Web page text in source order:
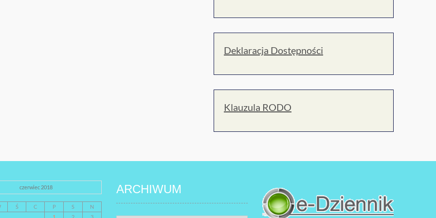
Deklaracja Dostępności
Klauzula RODO
czerwiec 2018
Ś C P S
N
ARCHIWUM